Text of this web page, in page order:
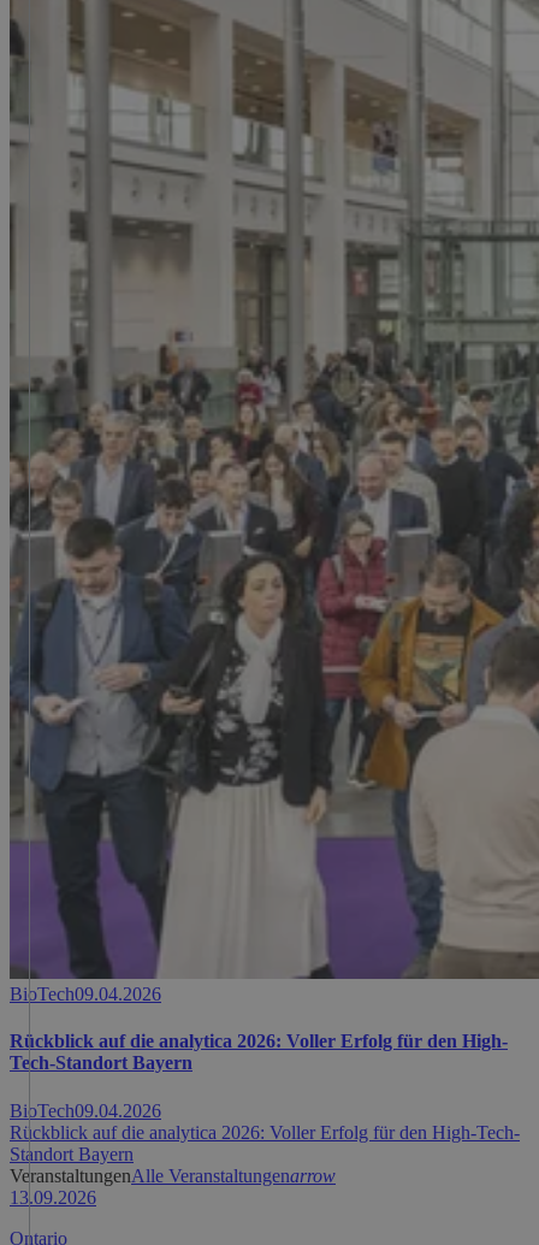
BioTech09.04.2026
Rückblick auf die analytica 2026: Voller Erfolg für den High-
Tech-Standort Bayern
BioTech09.04.2026
Rückblick auf die analytica 2026: Voller Erfolg für den High-Tech-
Standort Bayern
VeranstaltungenAlle Veranstaltungenarrow
13.09.2026
Ontario